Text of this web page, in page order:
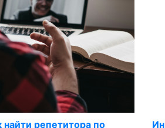
найти репетитора по